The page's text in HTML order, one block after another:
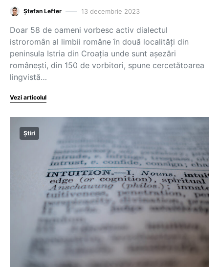
Ștefan Lefter 13 decembrie 2023
Doar 58 de oameni vorbesc activ dialectul
istroromân al limbii române în două localități din
peninsula Istria din Croația unde sunt așezări
românești, din 150 de vorbitori, spune cercetătoarea
lingvistă…
Vezi articolul
Știri